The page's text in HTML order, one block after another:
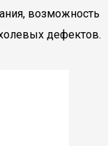
возможность
дефектов.